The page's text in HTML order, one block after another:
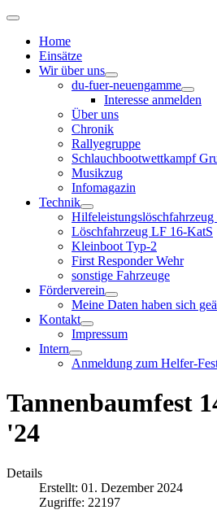
Home
Einsätze
Wir über uns
du-fuer-neuengamme
Interesse anmelden
Über uns
Chronik
Rallyegruppe
Schlauchbootwettkampf
Musikzug
Infomagazin
Technik
Löschfahrzeug LF 16-KatS
Kleinboot Typ-2
First Responder Wehr
sonstige Fahrzeuge
Förderverein
Meine Daten haben sich
Kontakt
Impressum
Intern
Anmeldung zum Helfer-
Tannenbaumfest
'24
Details
Erstellt: 01. Dezember 2024
Zugriffe: 22197